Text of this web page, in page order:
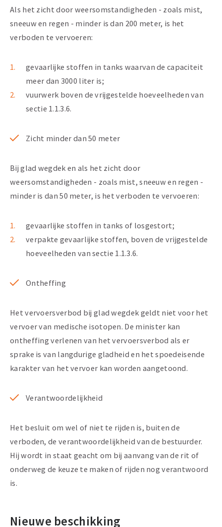
Als het zicht door weersomstandigheden - zoals mist,
sneeuw en regen - minder is dan 200 meter, is het
verboden te vervoeren:
gevaarlijke stoffen in tanks waarvan de capaciteit
meer dan 3000 liter is;
vuurwerk boven de vrijgestelde hoeveelheden van
sectie 1.1.3.6.
Zicht minder dan 50 meter
Bij glad wegdek en als het zicht door
weersomstandigheden - zoals mist, sneeuw en regen -
minder is dan 50 meter, is het verboden te vervoeren:
gevaarlijke stoffen in tanks of losgestort;
verpakte gevaarlijke stoffen, boven de vrijgestelde
hoeveelheden van sectie 1.1.3.6.
Ontheffing
Het vervoersverbod bij glad wegdek geldt niet voor het
vervoer van medische isotopen. De minister kan
ontheffing verlenen van het vervoersverbod als er
sprake is van langdurige gladheid en het spoedeisende
karakter van het vervoer kan worden aangetoond.
Verantwoordelijkheid
Het besluit om wel of niet te rijden is, buiten de
verboden, de verantwoordelijkheid van de bestuurder.
Hij wordt in staat geacht om bij aanvang van de rit of
onderweg de keuze te maken of rijden nog verantwoord
is.
Nieuwe beschikking